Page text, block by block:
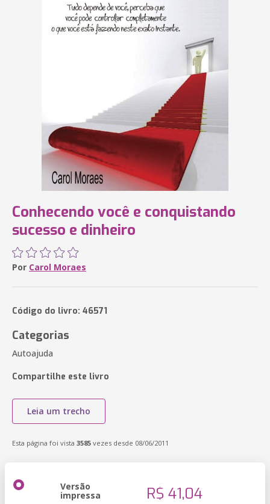
Conhecendo você e conquistando
sucesso e dinheiro
Por Carol Moraes
Código do livro: 46571
Categorias
Autoajuda
Compartilhe este livro
Leia um trecho
Esta página foi vista 3585 vezes desde 08/06/2011
Versão
impressa R$ 41,04